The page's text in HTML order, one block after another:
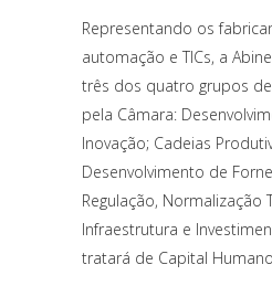
Representando os
automação e TICs, a
três dos quatro grupos
pela Câmara:
Inovação; Cadeias
Desenvolvimento de
Regulação, Normalização
Infraestrutura e
tratará de Capital